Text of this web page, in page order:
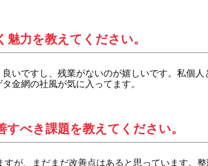
魅力を教えてください。
いですし、残業がないのが嬉しいです。私個
金網の社風が気に入ってます。
すべき課題を教えてください。
すが、まだまだ改善点はあると思っています。